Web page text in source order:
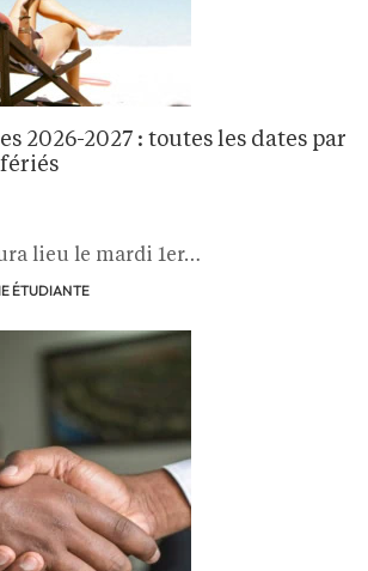
2026-2027 : toutes les dates par
lieu le mardi 1er…
ÉTUDIANTE